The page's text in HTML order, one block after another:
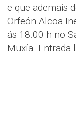
e que ademais
Orfeón Alcoa
ás 18.00 h no
Muxía. Entrada